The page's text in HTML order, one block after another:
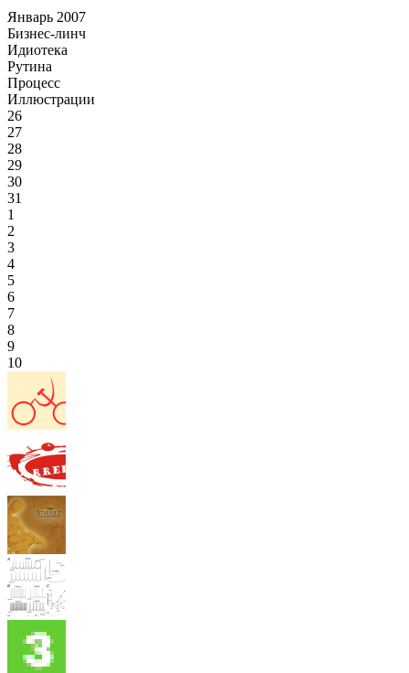
Январь 2007
Бизнес-линч
Идиотека
Рутина
Процесс
Иллюстрации
26
27
28
29
30
31
1
2
3
4
5
6
7
8
9
10